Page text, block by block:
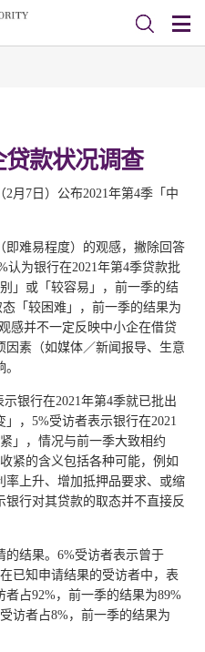
贷款状况调查
月7日）公布2021年第4季「中
即难易程度）的观感，撇除回答
认为银行在2021年第4季贷款批
」或「较容易」，前一季的结
「较困难」，前一季的结果为
感并不一定反映中小企在借贷
因素（如媒体／新闻报导、生意
银行在2021年第4季就已批出
，5%受访者表示银行在2021
」，情况与前一季大致相约
紧的含义包括各种可能，例如
率上升、增加抵押品要求、或缩
行对其贷款的取态并不直接反
结果。6%受访者表示曾于
已知申请结果的受访者中，表
占92%，前一季的结果为89%
访者占8%，前一季的结果为